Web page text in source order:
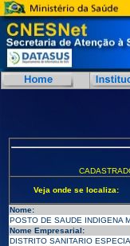
Veja onde se localiza:
Nome:
POSTO DE SAUDE INDIGENA
Nome Empresarial:
DISTRITO SANITARIO